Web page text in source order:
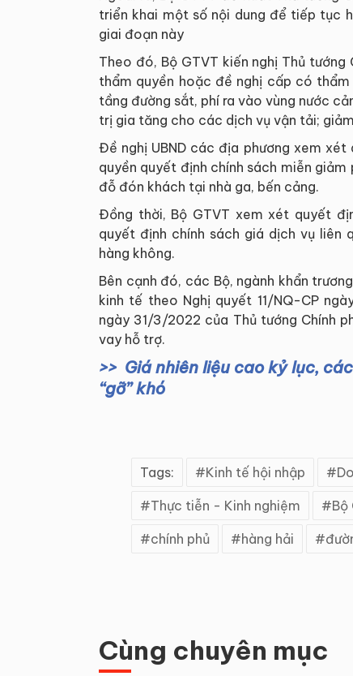
triển khai một số nội dung để tiếp tục
giai đoạn này
Theo đó, Bộ GTVT kiến nghị Thủ
thẩm quyền hoặc đề nghị cấp có
tầng đường sắt, phí ra vào vùng nước
trị gia tăng cho các dịch vụ vận tải;
Đề nghị UBND các địa phương xem
quyền quyết định chính sách miễn
đỗ đón khách tại nhà ga, bến cảng.
Đồng thời, Bộ GTVT xem xét quyết
quyết định chính sách giá dịch vụ liên
hàng không.
Bên cạnh đó, các Bộ, ngành khẩn
kinh tế theo Nghị quyết 11/NQ-CP
ngày 31/3/2022 của Thủ tướng Chính
vay hỗ trợ.
Giá nhiên liệu cao kỷ lục,
“gỡ” khó
Tags: Kinh tế hội nhập
Thực tiễn - Kinh nghiệm Bộ
chính phủ hàng hải
Cùng chuyên mục